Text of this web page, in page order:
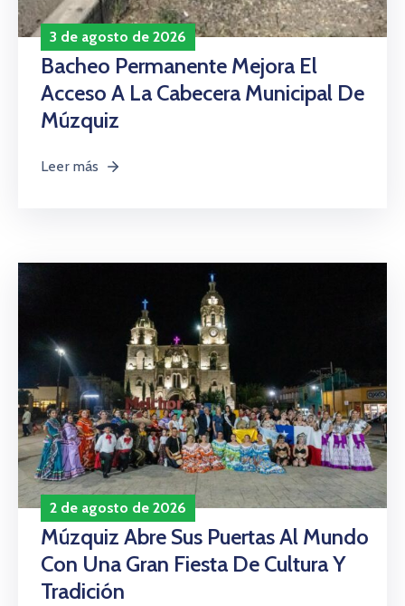
3 de agosto de 2026
Bacheo Permanente Mejora El
Acceso A La Cabecera Municipal De
Múzquiz
Leer más
2 de agosto de 2026
Múzquiz Abre Sus Puertas Al Mundo
Con Una Gran Fiesta De Cultura Y
Tradición